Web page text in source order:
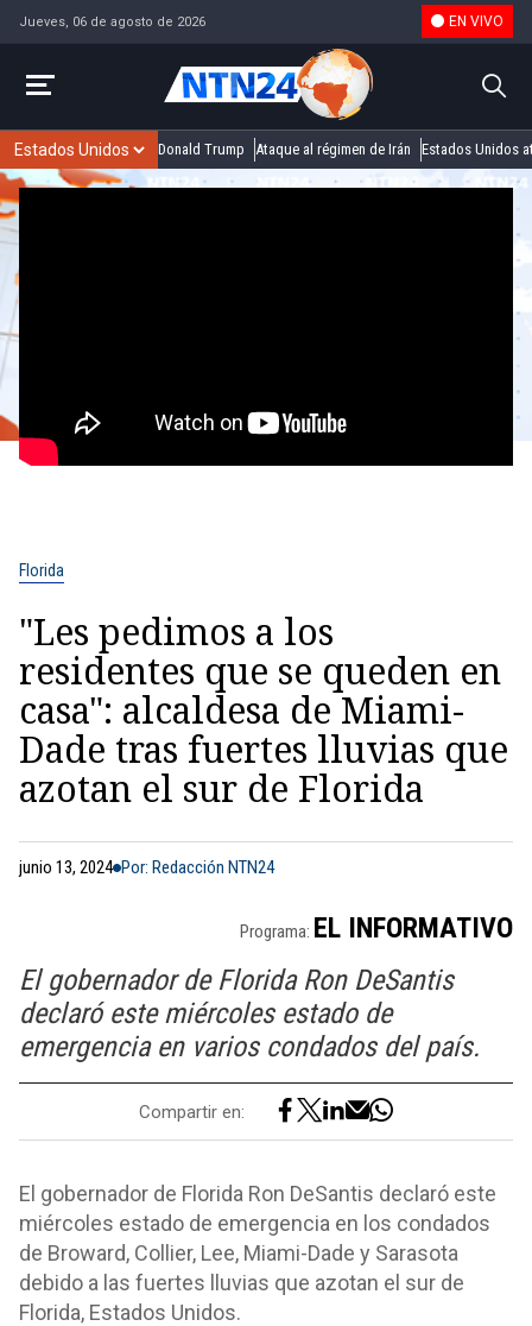
Jueves, 06 de agosto de 2026 EN VIVO
Donald Trump Ataque al régimen de Irán Estados Unidos
Florida
"Les pedimos a los
residentes que se queden en
casa": alcaldesa de Miami-
Dade tras fuertes lluvias que
azotan el sur de Florida
junio 13, 2024 Por: Redacción NTN24
Programa: EL INFORMATIVO
El gobernador de Florida Ron DeSantis
declaró este miércoles estado de
emergencia en varios condados del país.
Compartir en:
El gobernador de Florida Ron DeSantis declaró este
miércoles estado de emergencia en los condados
de Broward, Collier, Lee, Miami-Dade y Sarasota
debido a las fuertes lluvias que azotan el sur de
Florida, Estados Unidos.